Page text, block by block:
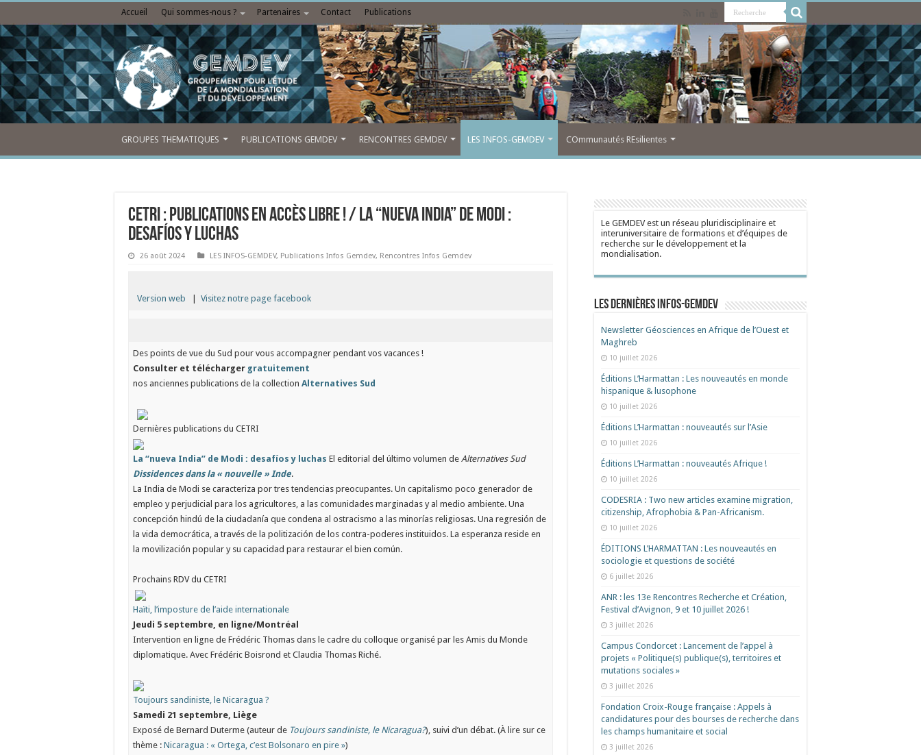
Accueil Qui sommes-nous ? Partenaires Contact Publications
GROUPES THEMATIQUES PUBLICATIONS GEMDEV RENCONTRES GEMDEV LES INFOS-GEMDEV COmmunautés REsilientes
CETRI : Publications en accès libre ! / La “nueva India” de Modi :
desafíos y luchas
26 août 2024 LES INFOS-GEMDEV, Publications Infos Gemdev, Rencontres Infos Gemdev
Version web |Visitez notre page facebook
Des points de vue du Sud pour vous accompagner pendant vos vacances !
Consulter et télécharger gratuitement
nos anciennes publications de la collectionAlternatives Sud
Dernières publications du CETRI
La “nueva India” de Modi : desafíos y luchas El editorial del último volumen deAlternatives Sud
Dissidences dans la « nouvelle » Inde.
La India de Modi se caracteriza por tres tendencias preocupantes. Un capitalismo poco generador de
empleo y perjudicial para los agricultores, a las comunidades marginadas y al medio ambiente. Una
concepción hindú de la ciudadanía que condena al ostracismo a las minorías religiosas. Una regresión de
la vida democrática, a través de la politización de los contra-poderes instituidos. La esperanza reside en
la movilización popular y su capacidad para restaurar el bien común.
Prochains RDV du CETRI
Haïti, l’imposture de l’aide internationale
Jeudi 5 septembre, en ligne/Montréal
Intervention en ligne de Frédéric Thomas dans le cadre du colloque organisé par les Amis du Monde
diplomatique. Avec Frédéric Boisrond et Claudia Thomas Riché.
Toujours sandiniste, le Nicaragua ?
Samedi 21 septembre, Liège
Exposé de Bernard Duterme (auteur de Toujours sandiniste, le Nicaragua?), suivi d’un débat. (À lire sur ce
thème :Nicaragua : « Ortega, c’est Bolsonaro en pire »)
Le GEMDEV est un réseau pluridisciplinaire et
interuniversitaire de formations et d’équipes de
recherche sur le développement et la
mondialisation.
Les dernières Infos-Gemdev
Newsletter Géosciences en Afrique de l’Ouest et
Maghreb
10 juillet 2026
Éditions L’Harmattan : Les nouveautés en monde
hispanique & lusophone
10 juillet 2026
Éditions L’Harmattan : nouveautés sur l’Asie
10 juillet 2026
Éditions L’Harmattan : nouveautés Afrique !​
10 juillet 2026
CODESRIA : Two new articles examine migration,
citizenship, Afrophobia & Pan-Africanism.
10 juillet 2026
ÉDITIONS L’HARMATTAN : Les nouveautés en
sociologie et questions de société
6 juillet 2026
ANR : les 13e Rencontres Recherche et Création,
Festival d’Avignon, 9 et 10 juillet 2026 !
3 juillet 2026
Campus Condorcet : Lancement de l’appel à
projets « Politique(s) publique(s), territoires et
mutations sociales »
3 juillet 2026
Fondation Croix-Rouge française : Appels à
candidatures pour des bourses de recherche dans
les champs humanitaire et social
3 juillet 2026